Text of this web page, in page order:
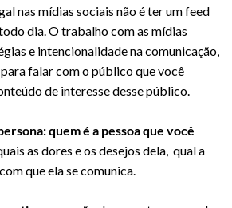
nas mídias sociais não é ter um feed
dia. O trabalho com as mídias
e intencionalidade na comunicação,
falar com o público que você
de interesse desse público.
quem é a pessoa que você
as dores e os desejos dela, qual a
que ela se comunica.